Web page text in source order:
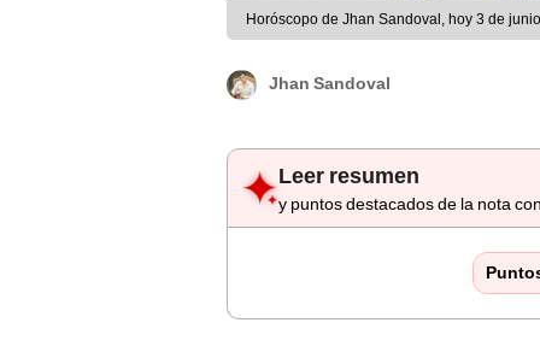
Leer resumen
y puntos destacados de la nota con
Jhan Sandovalcomparte las